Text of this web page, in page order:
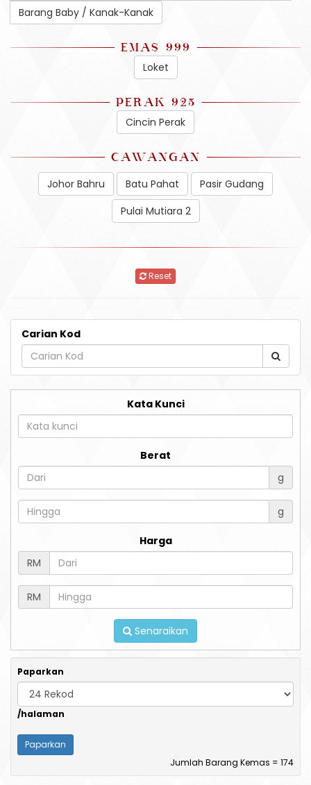
Barang Baby / Kanak-Kanak
EMAS 999
Loket
PERAK 925
Cincin Perak
CAWANGAN
Johor Bahru Batu Pahat
Pasir Gudang
Pulai Mutiara 2
Reset
Carian Kod
Kata Kunci
Berat
g
g
Harga
RM
RM
Senaraikan
Paparkan
/halaman
Jumlah Barang Kemas = 174